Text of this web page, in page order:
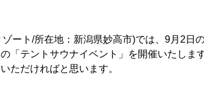
ート/所在地：新潟県妙高市)では、9月2日
「テントサウナイベント」を開催いたします
ただければと思います。